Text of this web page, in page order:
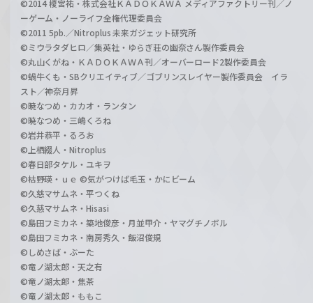
©2014 榎宮祐・株式会社ＫＡＤＯＫＡＷＡ メディアファクトリー刊／ノ
ーゲーム・ノーライフ全権代理委員会
©2011 5pb.／Nitroplus 未来ガジェット研究所
©ミウラタダヒロ／集英社・ゆらぎ荘の幽奈さん製作委員会
©丸山くがね・ＫＡＤＯＫＡＷＡ刊／オーバーロード2製作委員会
©蝸牛くも・SBクリエイティブ／ゴブリンスレイヤー製作委員会 イラ
スト／神奈月昇
©暁なつめ・カカオ・ランタン
©暁なつめ・三嶋くろね
©岩井恭平・るろお
©上栖綴人・Nitroplus
©春日部タケル・ユキヲ
©枯野瑛・ｕｅ ©気がつけば毛玉・かにビーム
©久慈マサムネ・平つくね
©久慈マサムネ・Hisasi
©島田フミカネ・築地俊彦・月並甲介・ヤマグチノボル
©島田フミカネ・南房秀久・飯沼俊規
©しめさば・ぶーた
©竜ノ湖太郎・天之有
©竜ノ湖太郎・焦茶
©竜ノ湖太郎・ももこ